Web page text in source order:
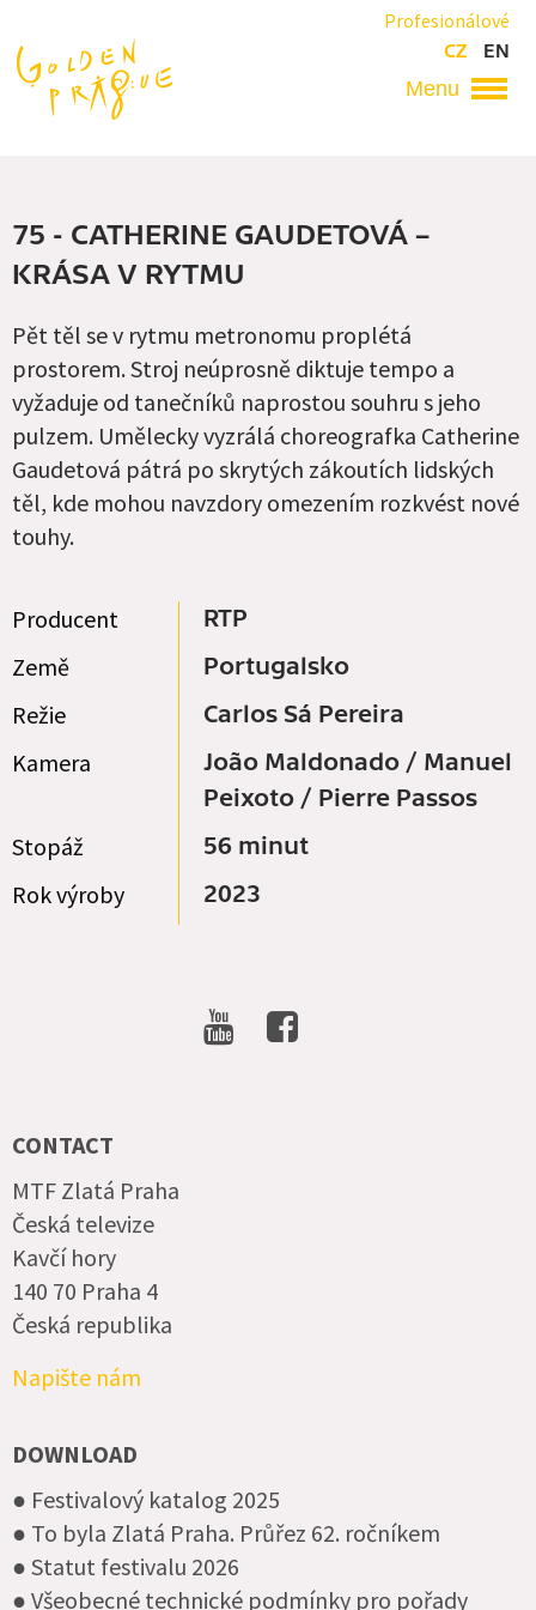
hlavnímu
obsahu
Profesionálové
CZ
EN
75 - CATHERINE GAUDETOVÁ –
KRÁSA V RYTMU
Pět těl se v rytmu metronomu proplétá
prostorem. Stroj neúprosně diktuje tempo a
vyžaduje od tanečníků naprostou souhru s jeho
pulzem. Umělecky vyzrálá choreografka Catherine
Gaudetová pátrá po skrytých zákoutích lidských
těl, kde mohou navzdory omezením rozkvést nové
touhy.
Producent RTP
Země Portugalsko
Režie Carlos Sá Pereira
Kamera
João Maldonado / Manuel
Peixoto / Pierre Passos
Stopáž 56 minut
Rok výroby 2023
CONTACT
MTF Zlatá Praha
Česká televize
Kavčí hory
140 70 Praha 4
Česká republika
Napište nám
DOWNLOAD
● Festivalový katalog 2025
● To byla Zlatá Praha. Průřez 62. ročníkem
● Statut festivalu 2026
● Všeobecné technické podmínky pro pořady